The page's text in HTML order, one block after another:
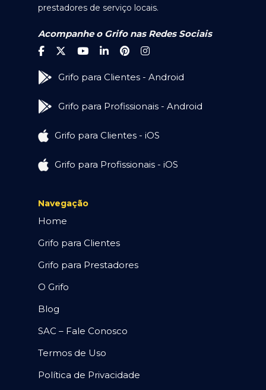
prestadores de serviço locais.
Acompanhe o Grifo nas Redes Sociais
Grifo para Clientes - Android
Grifo para Profissionais - Android
Grifo para Clientes - iOS
Grifo para Profissionais - iOS
Navegação
Home
Grifo para Clientes
Grifo para Prestadores
O Grifo
Blog
SAC – Fale Conosco
Termos de Uso
Política de Privacidade